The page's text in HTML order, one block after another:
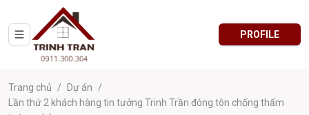
PROFILE
Trang chủ / Dự án
/
Lần thứ 2 khách hàng tin tưởng Trinh Trần đóng tôn chống thấm